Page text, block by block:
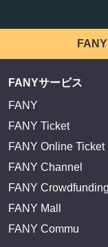
FANYサービス
FANY
FANY Ticket
FANY Online Ticket
FANY Channel
FANY Crowdfunding
FANY Mall
FANY Commu